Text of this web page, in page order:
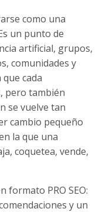
como una
un punto de
artificial, grupos,
comunidades y
cada
pero también
se vuelve tan
cambio pequeño
la que una
coquetea, vende,
formato PRO SEO:
y un